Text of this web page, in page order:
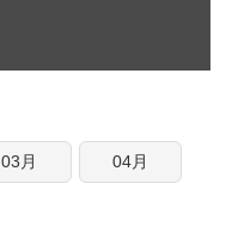
03月 04月